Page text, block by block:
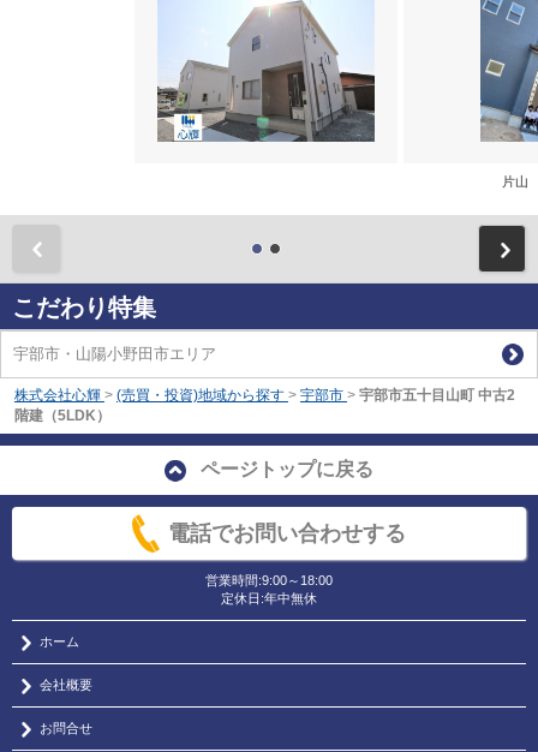
片山
こだわり特集
宇部市・山陽小野田市エリア
株式会社心輝 > (売買・投資)地域から探す > 宇部市 > 宇部市五十目山町 中古2
階建（5LDK）
ページトップに戻る
電話でお問い合わせする
営業時間:9:00～18:00
定休日:年中無休
ホーム
会社概要
お問合せ